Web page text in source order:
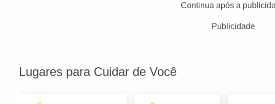
Continua após a
Publicidade
Lugares para Cuidar de Você